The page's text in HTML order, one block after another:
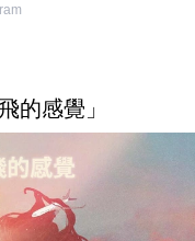
的感覺」